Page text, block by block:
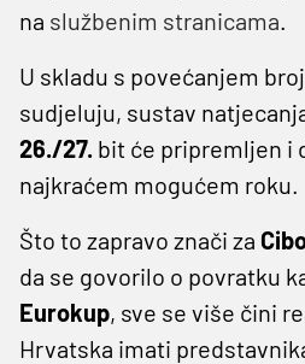
na službenim stranicama.
U skladu s povećanjem
sudjeluju, sustav
26./27. bit će pripremljen i
najkraćem mogućem roku.
Što to zapravo znači za
da se govorilo o povratku
Eurokup, sve se više čini
Hrvatska imati